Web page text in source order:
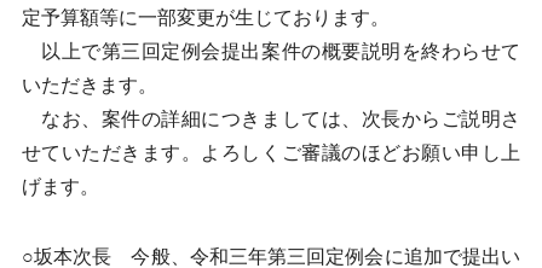
定予算額等に一部変更が生じております。
以上で第三回定例会提出案件の概要説明を終わらせて
いただきます。
なお、案件の詳細につきましては、次長からご説明さ
せていただきます。よろしくご審議のほどお願い申し上
げます。
○坂本次長 今般、令和三年第三回定例会に追加で提出い